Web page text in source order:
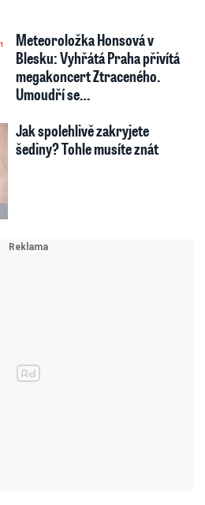
Meteoroložka Honsová v
Blesku: Vyhřátá Praha přivítá
megakoncert Ztraceného.
Umoudří se…
Jak spolehlivě zakryjete
šediny? Tohle musíte znát